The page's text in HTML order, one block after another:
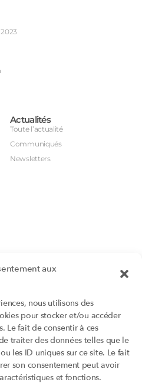
aux
nous utilisons des
pour stocker et/ou accéder
Le fait de consentir à ces
traiter des données telles que le
les ID uniques sur ce site. Le fait
son consentement peut avoir
et fonctions.
Actualités
Toute l’actualité
Communiqués
Newsletters
Portails
Annuaire DU/DIU
Archimede.fr
Ebmfrance.net
Toutes les recos
Certificats-absurdes.fr
la contraception dite masculine